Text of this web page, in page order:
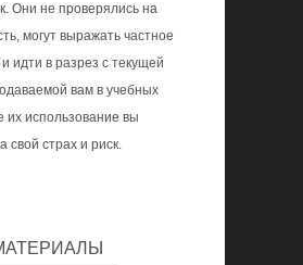
Они не проверялись на
могут выражать частное
идти в разрез с текущей
вам в учебных
использование вы
свой страх и риск.